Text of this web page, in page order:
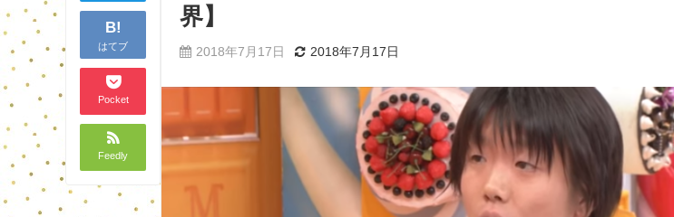
B!
はてブ
Pocket
Feedly
界】
2018年7月17日 2018年7月17日